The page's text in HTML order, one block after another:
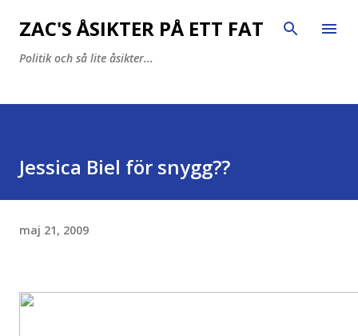
Fortsätt till huvudinnehåll
ZAC'S ÅSIKTER PÅ ETT FAT
Politik och så lite åsikter...
Jessica Biel för snygg??
maj 21, 2009